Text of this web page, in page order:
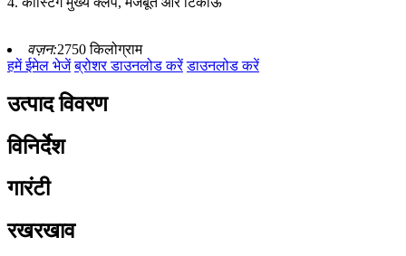
वज़न:2750 किलोग्राम
हमें ईमेल भेजें ब्रोशर डाउनलोड करें डाउनलोड करें
उत्पाद विवरण
विनिर्देश
गारंटी
रखरखाव